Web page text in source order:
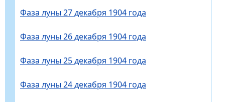
Фаза луны 27 декабря 1904 года
Фаза луны 26 декабря 1904 года
Фаза луны 25 декабря 1904 года
Фаза луны 24 декабря 1904 года